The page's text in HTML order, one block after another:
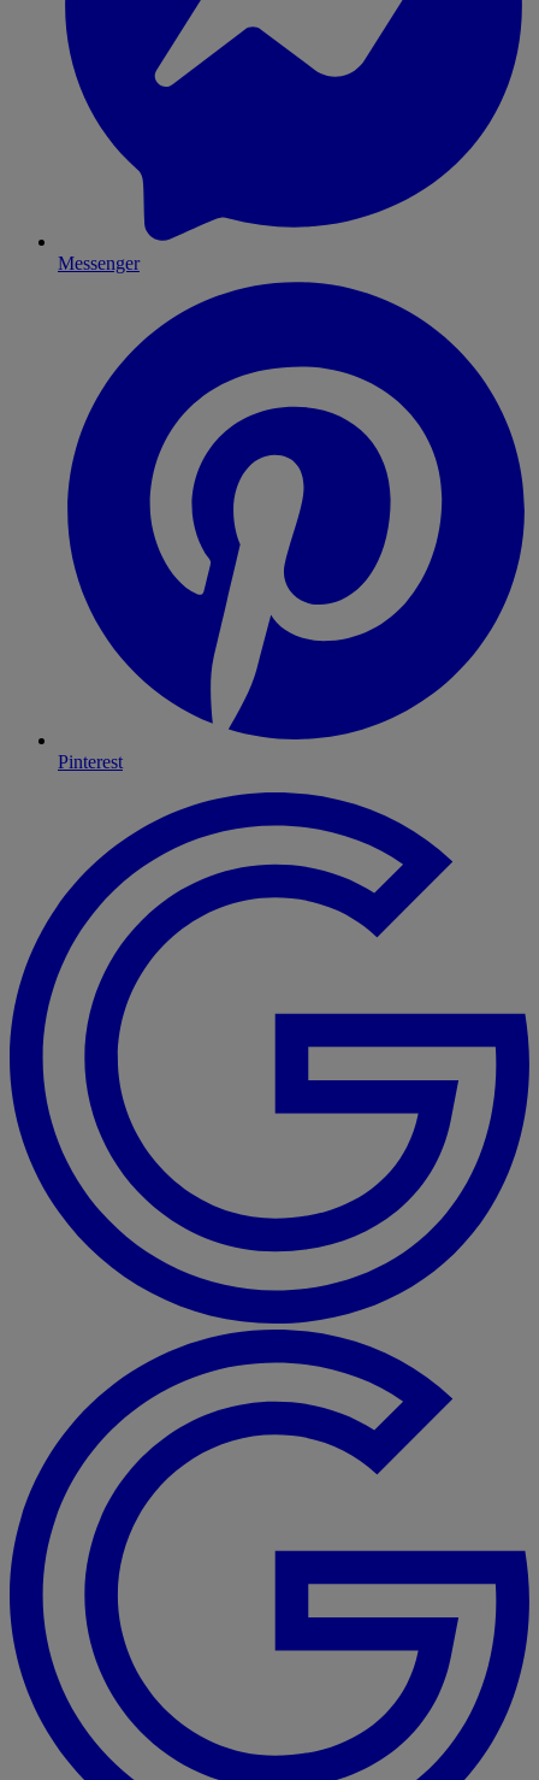
Messenger
Pinterest